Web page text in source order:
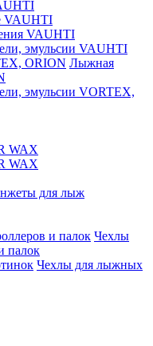
VAUHTI
VAUHTI
эмульсии VAUHTI
Лыжная
эмульсии VORTEX,
WAX
WAX
для лыж
Чехлы
палок
Чехлы для лыжных